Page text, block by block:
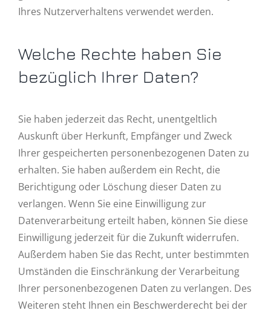
Ihres Nutzerverhaltens verwendet werden.
Welche Rechte haben Sie
bezüglich Ihrer Daten?
Sie haben jederzeit das Recht, unentgeltlich
Auskunft über Herkunft, Empfänger und Zweck
Ihrer gespeicherten personenbezogenen Daten zu
erhalten. Sie haben außerdem ein Recht, die
Berichtigung oder Löschung dieser Daten zu
verlangen. Wenn Sie eine Einwilligung zur
Datenverarbeitung erteilt haben, können Sie diese
Einwilligung jederzeit für die Zukunft widerrufen.
Außerdem haben Sie das Recht, unter bestimmten
Umständen die Einschränkung der Verarbeitung
Ihrer personenbezogenen Daten zu verlangen. Des
Weiteren steht Ihnen ein Beschwerderecht bei der